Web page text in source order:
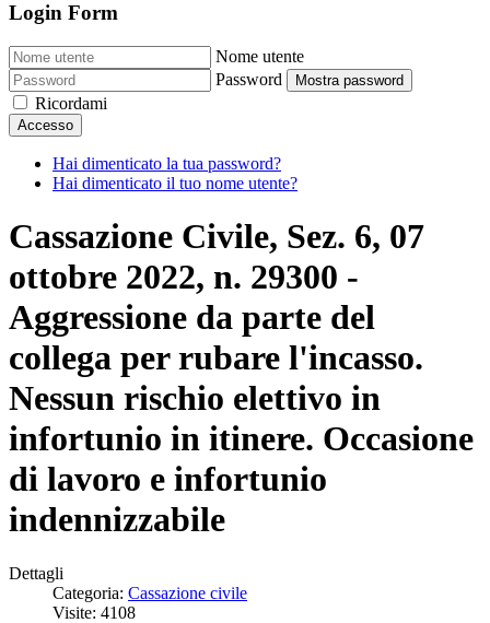
Login Form
Nome utente
Password
Mostra password
Ricordami
Accesso
Hai dimenticato la tua password?
Hai dimenticato il tuo nome utente?
Cassazione Civile, Sez. 6, 07
ottobre 2022, n. 29300 -
Aggressione da parte del
collega per rubare l'incasso.
Nessun rischio elettivo in
infortunio in itinere. Occasione
di lavoro e infortunio
indennizzabile
Dettagli
Categoria: Cassazione civile
Visite: 4108